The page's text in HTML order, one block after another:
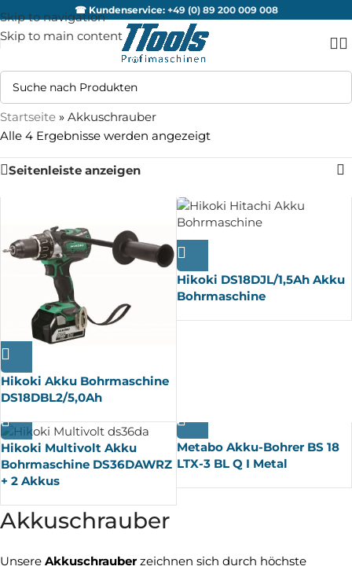
Skip to navigation
Skip to main content
☎ Kundenservice: +49 (0) 89 200 009 008
Startseite » Akkuschrauber
Alle 4 Ergebnisse werden angezeigt
Seitenleiste anzeigen
Hikoki Akku Bohrmaschine
DS18DBL2/5,0Ah
AUSV
ERKA
Hikoki DS18DJL/1,5Ah Akku
Bohrmaschine
Hikoki Multivolt Akku
Bohrmaschine DS36DAWRZ
+ 2 Akkus
Metabo Akku-Bohrer BS 18
LTX-3 BL Q I Metal
Akkuschrauber
Unsere Akkuschrauberzeichnen sich durch höchste